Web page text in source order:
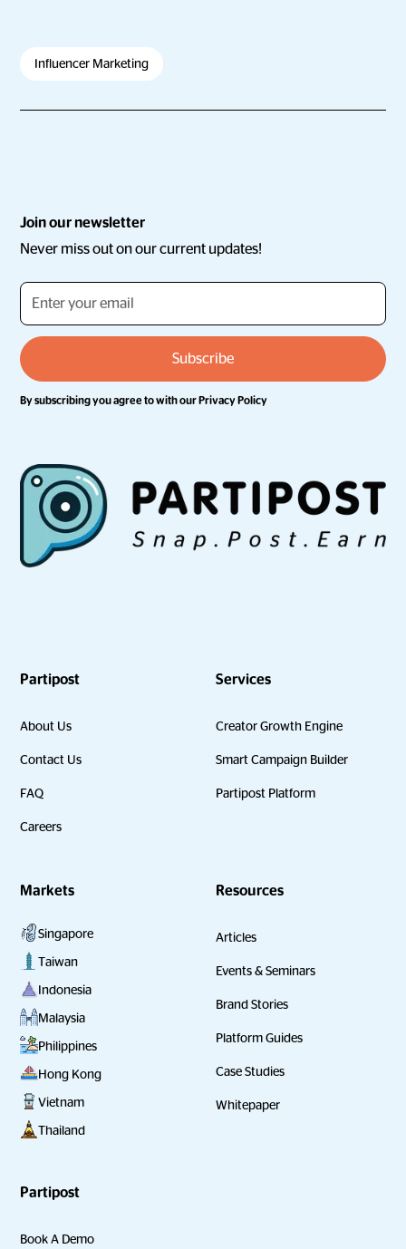
Influencer Marketing
Join our newsletter
Never miss out on our current updates!
By subscribing you agree to with ourPrivacy Policy
Partipost
About Us
Contact Us
FAQ
Careers
Services
Creator Growth Engine
Smart Campaign Builder
Partipost Platform
Markets
Singapore
Taiwan
Indonesia
Malaysia
Philippines
Hong Kong
Vietnam
Thailand
Resources
Articles
Events & Seminars
Brand Stories
Platform Guides
Case Studies
Whitepaper
Partipost
Book A Demo